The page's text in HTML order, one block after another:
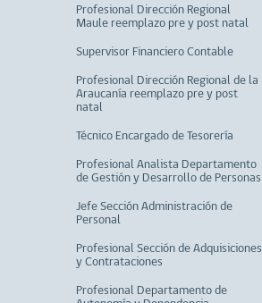
Profesional Dirección Regional
Maule reemplazo pre y post natal
Supervisor Financiero Contable
Profesional Dirección Regional de la
Araucanía reemplazo pre y post
natal
Técnico Encargado de Tesorería
Profesional Analista Departamento
de Gestión y Desarrollo de Personas
Jefe Sección Administración de
Personal
Profesional Sección de Adquisiciones
y Contrataciones
Profesional Departamento de